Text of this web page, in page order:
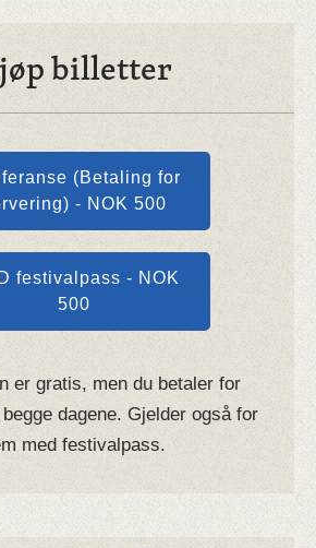
billetter
(Betaling for
- NOK 500
festivalpass - NOK
500
er gratis, men du betaler for
dagene. Gjelder også for
med festivalpass.